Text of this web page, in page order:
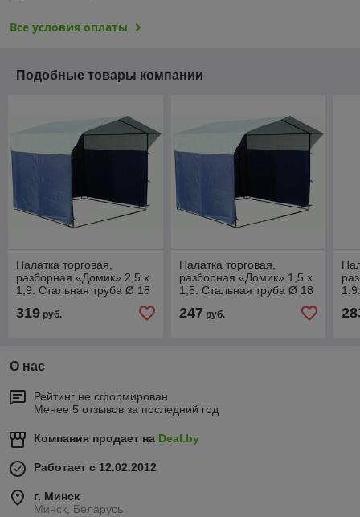
Все условия оплаты
Подобные товары компании
Палатка торговая,
разборная «Домик» 2,5 x
1,9. Стальная труба Ø 18
319 руб.
Палатка торговая,
разборная «Домик» 1,5 x
1,5. Стальная труба Ø 18
247 руб.
О нас
Рейтинг не сформирован
Менее 5 отзывов за последний год
Компания продает на Deal.by
Работает с 12.02.2012
г. Минск
Минск, Беларусь